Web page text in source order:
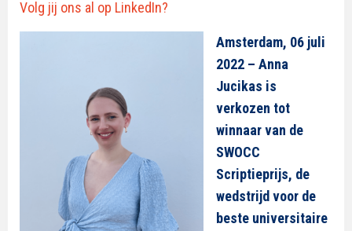
Volg jij ons al op LinkedIn?
Amsterdam, 06 juli
2022 – Anna
Jucikas is
verkozen tot
winnaar van de
SWOCC
Scriptieprijs, de
wedstrijd voor de
beste universitaire